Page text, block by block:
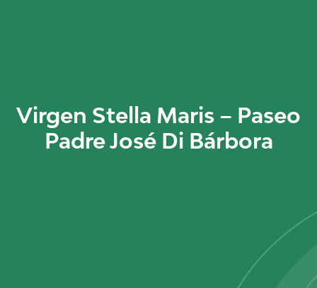
Virgen Stella Maris – Paseo
Padre José Di Bárbora